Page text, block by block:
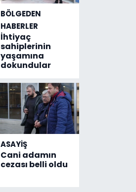
BÖLGEDEN
HABERLER
İhtiyaç
sahiplerinin
yaşamına
dokundular
ASAYİŞ
Cani adamın
cezası belli oldu